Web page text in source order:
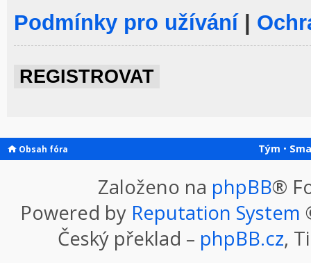
Podmínky pro užívání|
REGISTROVAT
Obsah fóra Tým •
Založeno na phpBB®
Powered by Reputation System
Český překlad – phpBB.cz,